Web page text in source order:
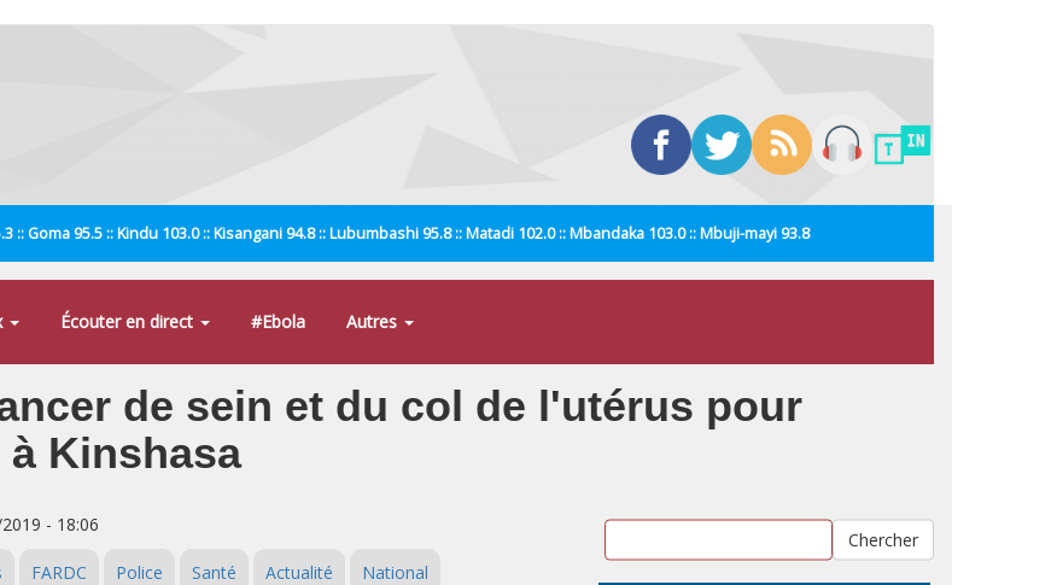
:: Goma 95.5 :: Kindu 103.0 :: Kisangani 94.8 :: Lubumbashi 95.8 :: Matadi 102.0 :: Mbandaka 103.0 :: Mbuji-mayi 93.8
Écouter en direct #Ebola Autres
de sein et du col de l'utérus pour
Kinshasa
- 18:06
FARDC Police Santé Actualité National
Chercher